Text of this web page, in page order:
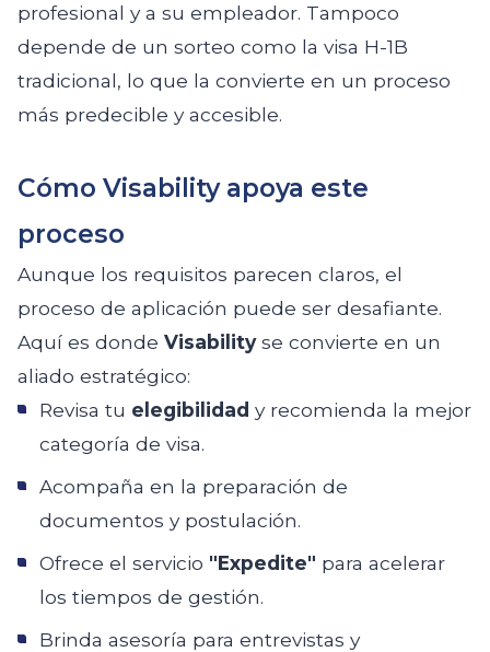
profesional y a su empleador. Tampoco
depende de un sorteo como la visa H-1B
tradicional, lo que la convierte en un proceso
más predecible y accesible.
Cómo Visability apoya este
proceso
Aunque los requisitos parecen claros, el
proceso de aplicación puede ser desafiante.
Aquí es donde Visabilityse convierte en un
aliado estratégico:
Revisa tu elegibilidad y recomienda la mejor
categoría de visa.
Acompaña en la preparación de
documentos y postulación.
Ofrece el servicio "Expedite" para acelerar
los tiempos de gestión.
Brinda asesoría para entrevistas y